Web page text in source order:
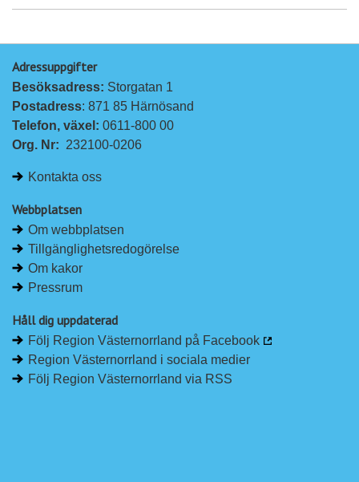
Adressuppgifter
Besöksadress: Storgatan 1
Postadress: 871 85 Härnösand
Telefon, växel: 0611-800 00
Org. Nr: 232100-0206
Kontakta oss
Webbplatsen
Om webbplatsen
Tillgänglighetsredogörelse
Om kakor
Pressrum
Håll dig uppdaterad
Följ Region Västernorrland på Facebook
Region Västernorrland i sociala medier
Följ Region Västernorrland via RSS